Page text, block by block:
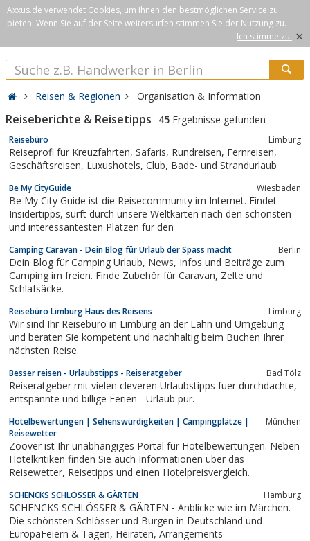
Axxus.de verwendet Cookies, um Ihnen den bestmöglichen Service zu
bieten. Wenn Sie auf der Seite weitersurfen stimmen Sie der Nutzung zu.
Ich stimme zu. ×
Reisen & Regionen Organisation & Information
Reiseberichte & Reisetipps 45 Ergebnisse gefunden
Reisebüro Limburg
Reiseprofi für Kreuzfahrten, Safaris, Rundreisen, Fernreisen,
Geschäftsreisen, Luxushotels, Club, Bade- und Strandurlaub
Be My CityGuide Wiesbaden
Be My City Guide ist die Reisecommunity im Internet. Findet
Insidertipps, surft durch unsere Weltkarten nach den schönsten
und interessantesten Plätzen für den
Camping Caravan - Dein Blog für Urlaub der Spass macht Berlin
Dein Blog für Camping Urlaub, News, Infos und Beiträge zum
Camping im freien. Finde Zubehör für Caravan, Zelte und
Schlafsäcke.
Reisebüro Limburg Haus des Reisens Limburg
Wir sind Ihr Reisebüro in Limburg an der Lahn und Umgebung
und beraten Sie kompetent und nachhaltig beim Buchen Ihrer
nächsten Reise.
Besser reisen - Urlaubstipps - Reiseratgeber Bad Tölz
Reiseratgeber mit vielen cleveren Urlaubstipps fuer durchdachte,
entspannte und billige Ferien - Urlaub pur.
Hotelbewertungen | Sehenswürdigkeiten | Campingplätze |
Reisewetter
München
Zoover ist Ihr unabhängiges Portal für Hotelbewertungen. Neben
Hotelkritiken finden Sie auch Informationen über das
Reisewetter, Reisetipps und einen Hotelpreisvergleich.
SCHENCKS SCHLÖSSER & GÄRTEN Hamburg
SCHENCKS SCHLÖSSER & GÄRTEN - Anblicke wie im Märchen.
Die schönsten Schlösser und Burgen in Deutschland und
EuropaFeiern & Tagen, Heiraten, Arrangements